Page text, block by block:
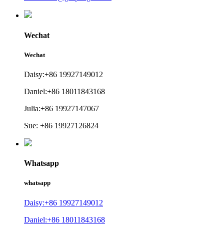
Wechat
Wechat
Daisy:+86 19927149012
Daniel:+86 18011843168
Julia:+86 19927147067
Sue: +86 19927126824
Whatsapp
whatsapp
Daisy:+86 19927149012
Daniel:+86 18011843168